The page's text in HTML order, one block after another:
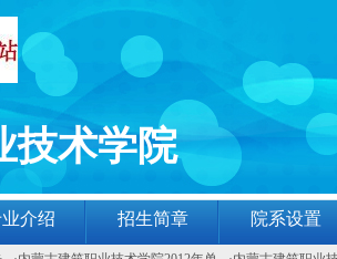
技术学院
介绍 招生简章 院系设置